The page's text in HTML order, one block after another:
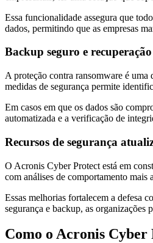
Essa funcionalidade assegura que
dados, permitindo que as empresas
Backup seguro e
A proteção contra ransomware é
medidas de segurança permite
Em casos em que os dados são
automatizada e a verificação de
Recursos de segurança
O Acronis Cyber Protect está em
com análises de comportamento mais
Essas melhorias fortalecem a defesa
segurança e backup, as organizações
Como o Acronis